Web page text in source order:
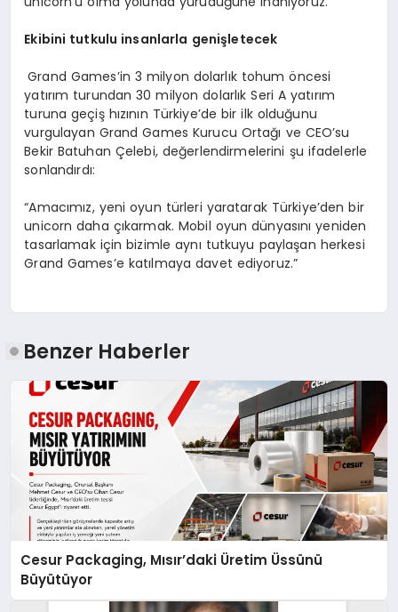
Ekibini tutkulu insanlarla genişletecek
Grand Games’in 3 milyon dolarlık tohum öncesi
yatırım turundan 30 milyon dolarlık Seri A yatırım
turuna geçiş hızının Türkiye’de bir ilk olduğunu
vurgulayan Grand Games Kurucu Ortağı ve CEO’su
Bekir Batuhan Çelebi, değerlendirmelerini şu ifadelerle
sonlandırdı:
“Amacımız, yeni oyun türleri yaratarak Türkiye’den bir
unicorn daha çıkarmak. Mobil oyun dünyasını yeniden
tasarlamak için bizimle aynı tutkuyu paylaşan herkesi
Grand Games’e katılmaya davet ediyoruz.”
Benzer Haberler
Cesur Packaging, Mısır’daki Üretim Üssünü
Büyütüyor